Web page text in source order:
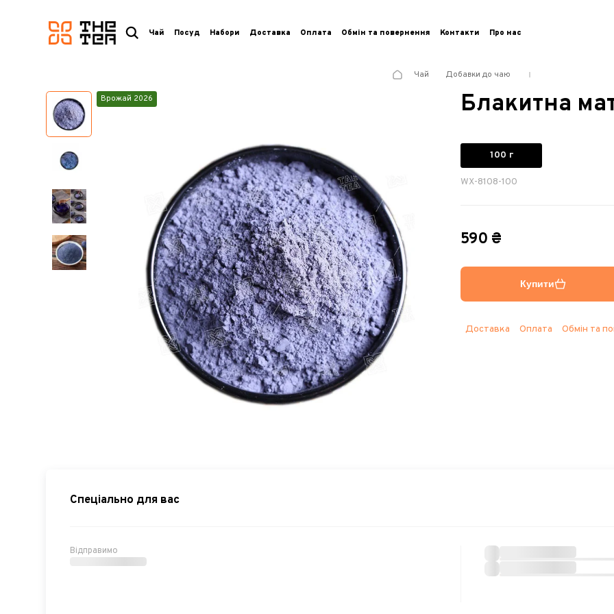
логотип
Чай Посуд Набори Доставка Оплата Обмін та повернення Контакти Про нас
Чай Добавки до чаю
Врожай 2026 Блакитна
100 г
WX-8108-100
590 ₴
Купити
Доставка Оплата Обмін та
Спеціально для вас
Відправимо